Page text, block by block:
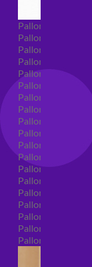
Palloncini Super
Palloncini nascita
Palloncini
Palloncini primo
Palloncini
Palloncini
Palloncini cresima
Palloncini laurea
Palloncini
Palloncini 18 anni
Palloncini 30 anni
Palloncini Altre
Palloncini 40 anni
Palloncini Animali
Palloncini 50 anni
Palloncini 60/70/
Palloncini
Palloncini
Palloncini generici